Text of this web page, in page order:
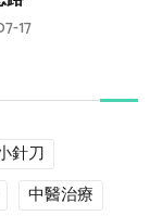
17
針刀
中醫治療